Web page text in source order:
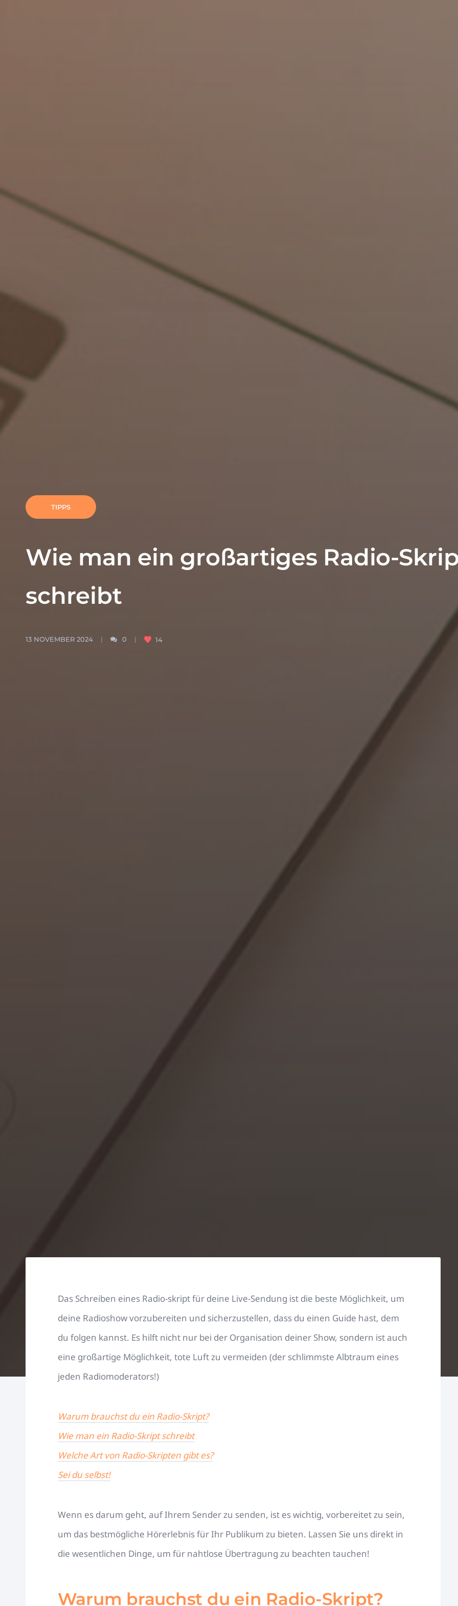
TIPPS
Wie man ein großartiges Radio-
schreibt
13 NOVEMBER 2024 0 14
Das Schreiben eines Radio-skript für deine Live-Sendung ist die beste Möglichkeit, um
deine Radioshow vorzubereiten und sicherzustellen, dass du einen Guide hast, dem
du folgen kannst. Es hilft nicht nur bei der Organisation deiner Show, sondern ist auch
eine großartige Möglichkeit, tote Luft zu vermeiden (der schlimmste Albtraum eines
jeden Radiomoderators!)
Warum brauchst du ein Radio-Skript?
Wie man ein Radio-Skript schreibt
Welche Art von Radio-Skripten gibt es?
Sei du selbst!
Wenn es darum geht, auf Ihrem Sender zu senden, ist es wichtig, vorbereitet zu sein,
um das bestmögliche Hörerlebnis für Ihr Publikum zu bieten. Lassen Sie uns direkt in
die wesentlichen Dinge, um für nahtlose Übertragung zu beachten tauchen!
Warum brauchst du ein Radio-Skript?